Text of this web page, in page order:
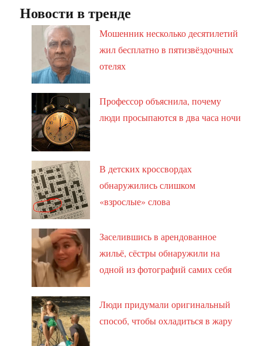
Новости в тренде
Мошенник несколько десятилетий
жил бесплатно в пятизвёздочных
отелях
Профессор объяснила, почему
люди просыпаются в два часа ночи
В детских кроссвордах
обнаружились слишком
«взрослые» слова
Заселившись в арендованное
жильё, сёстры обнаружили на
одной из фотографий самих себя
Люди придумали оригинальный
способ, чтобы охладиться в жару